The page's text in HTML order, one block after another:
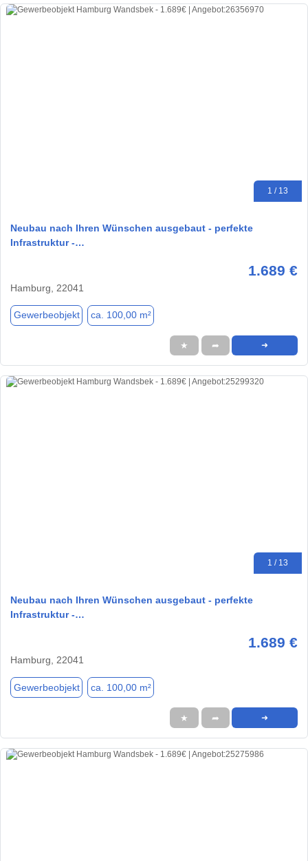
1 / 13
Neubau nach Ihren Wünschen ausgebaut - perfekte
Infrastruktur -…
1.689 €
Hamburg, 22041
Gewerbeobjekt ca. 100,00 m²
★ ➦ ➜
1 / 13
Neubau nach Ihren Wünschen ausgebaut - perfekte
Infrastruktur -…
1.689 €
Hamburg, 22041
Gewerbeobjekt ca. 100,00 m²
★ ➦ ➜